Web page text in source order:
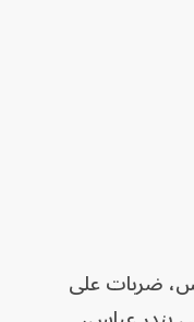
ضربات على